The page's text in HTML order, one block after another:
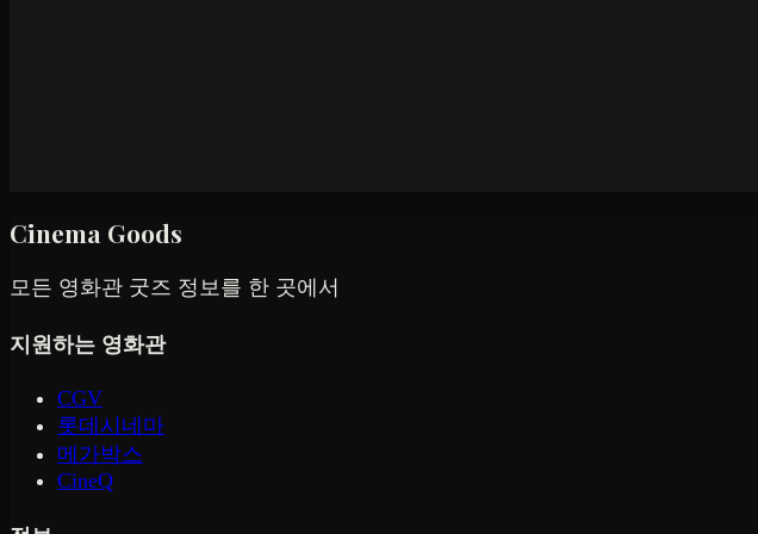
Cinema Goods
모든 영화관 굿즈 정보를 한 곳에서
지원하는 영화관
CGV
롯데시네마
메가박스
CineQ